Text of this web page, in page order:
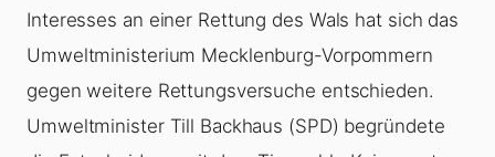
Interesses an einer Rettung des Wals hat sich das
Umweltministerium Mecklenburg-Vorpommern
gegen weitere Rettungsversuche entschieden.
Umweltminister Till Backhaus (SPD) begründete